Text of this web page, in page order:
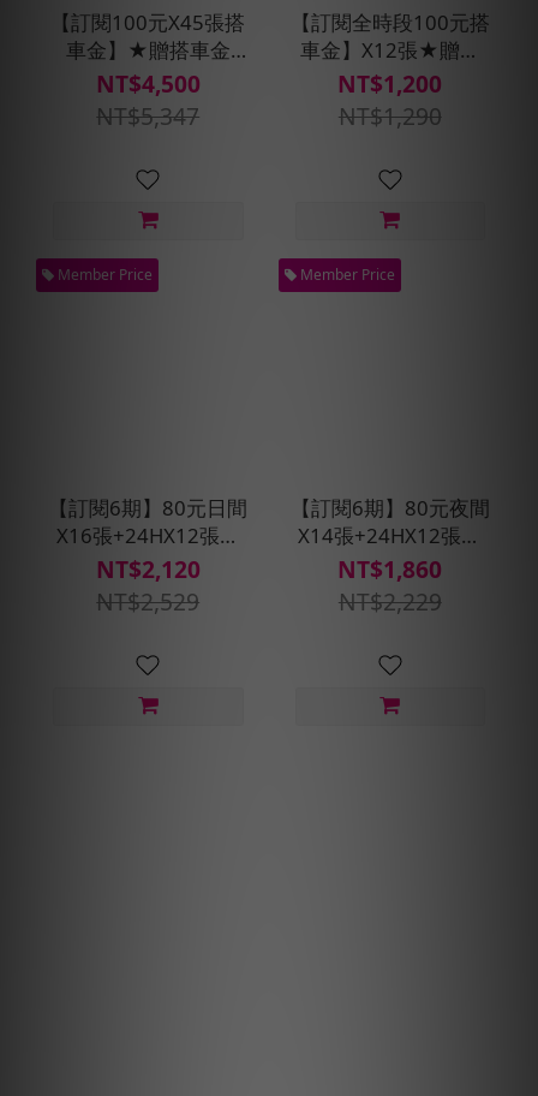
【訂閱100元X45張搭
車金】★贈搭車金
400元(每30天自動扣
款)
NT$4,500
NT$5,347
【訂閱全時段100元搭
車金】X12張★贈搭
車金90元(每30天自動
扣款)
NT$1,200
NT$1,290
Member Price
【訂閱6期】80元日間
X16張+24HX12張優
惠搭車金★贈預約派
車1次
NT$2,120
NT$2,529
Member Price
【訂閱6期】80元夜間
X14張+24HX12張優
惠搭車金★贈預約派
車1次
NT$1,860
NT$2,229